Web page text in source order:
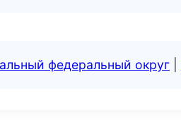
федеральный округ